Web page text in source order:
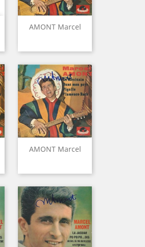
AMONT Marcel
AMONT Marcel